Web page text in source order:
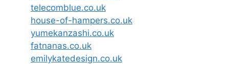
telecomblue.co.uk
house-of-hampers.co.uk
yumekanzashi.co.uk
fatnanas.co.uk
emilykatedesign.co.uk